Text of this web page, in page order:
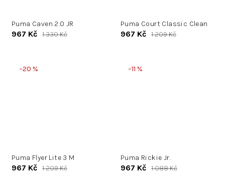
Puma Caven 2.0 JR
967 Kč 1 330 Kč
Puma Court Classic Clean
967 Kč 1 209 Kč
–20 %
Puma Flyer Lite 3 M
967 Kč 1 209 Kč
–11 %
Puma Rickie Jr.
967 Kč 1 088 Kč